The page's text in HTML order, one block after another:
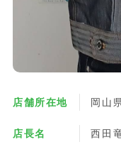
店舗所在地 岡山
店長名 西田